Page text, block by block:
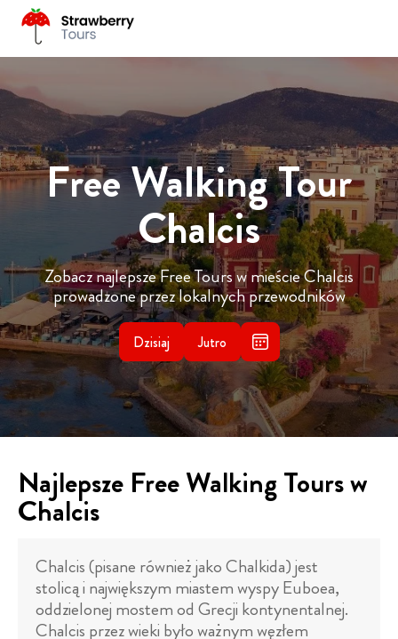
Free Walking Tour
Chalcis
Zobacz najlepsze Free Tours w mieście Chalcis
prowadzone przez lokalnych przewodników
Dzisiaj Jutro
Najlepsze Free Walking Tours w
Chalcis
Chalcis (pisane również jako Chalkida) jest
stolicą i największym miastem wyspy Euboea,
oddzielonej mostem od Grecji kontynentalnej.
Chalcis przez wieki było ważnym węzłem